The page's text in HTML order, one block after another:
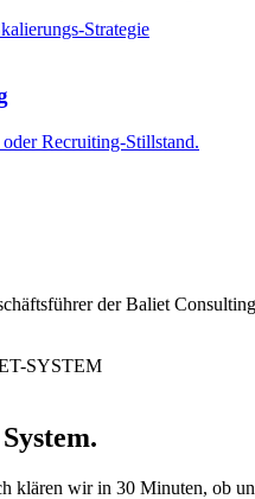
Recruiting-Stillstand.
der Baliet
klären wir in 30 Minuten, ob